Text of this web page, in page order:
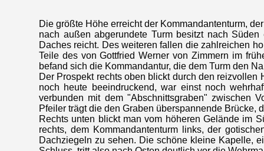
Die größte Höhe erreicht der Kommandantenturm,
nach außen abgerundete Turm besitzt nach
Daches reicht. Des weiteren fallen die zahlreichen
Teile des von Gottfried Werner von Zimmern im
befand sich die Kommandantur, die dem Turm den
Der Prospekt rechts oben blickt durch den reizvollen
noch heute beeindruckend, war einst noch
verbunden mit dem "Abschnittsgraben" zwischen
Pfeiler trägt die den Graben überspannende Brücke,
Rechts unten blickt man vom höheren Gelände im
rechts, dem Kommandantenturm links, der
Dachziegeln zu sehen. Die schöne kleine Kapelle,